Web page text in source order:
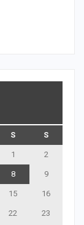
S S
1 2
8 9
15 16
22 23